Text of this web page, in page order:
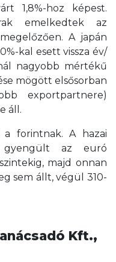
1,8%-hoz képest.
emelkedtek az
A japán
kal esett vissza év/
nagyobb mértékű
mögött elsősorban
exportpartnere)
áll.
forintnak. A hazai
gyengült az euró
majd onnan
sem állt, végül 310-
Kft.,